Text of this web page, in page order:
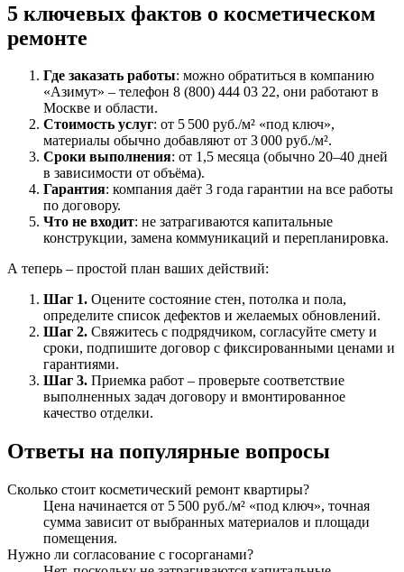
5 ключевых фактов о косметическом
ремонте
Где заказать работы: можно обратиться в компанию
«Азимут» – телефон 8 (800) 444 03 22, они работают в
Москве и области.
Стоимость услуг: от 5 500 руб./м² «под ключ»,
материалы обычно добавляют от 3 000 руб./м².
Сроки выполнения: от 1,5 месяца (обычно 20–40 дней
в зависимости от объёма).
Гарантия: компания даёт 3 года гарантии на все работы
по договору.
Что не входит: не затрагиваются капитальные
конструкции, замена коммуникаций и перепланировка.
А теперь – простой план ваших действий:
Шаг 1. Оцените состояние стен, потолка и пола,
определите список дефектов и желаемых обновлений.
Шаг 2. Свяжитесь с подрядчиком, согласуйте смету и
сроки, подпишите договор с фиксированными ценами и
гарантиями.
Шаг 3. Приемка работ – проверьте соответствие
выполненных задач договору и вмонтированное
качество отделки.
Ответы на популярные вопросы
Сколько стоит косметический ремонт квартиры?
Цена начинается от 5 500 руб./м² «под ключ», точная
сумма зависит от выбранных материалов и площади
помещения.
Нужно ли согласование с госорганами?